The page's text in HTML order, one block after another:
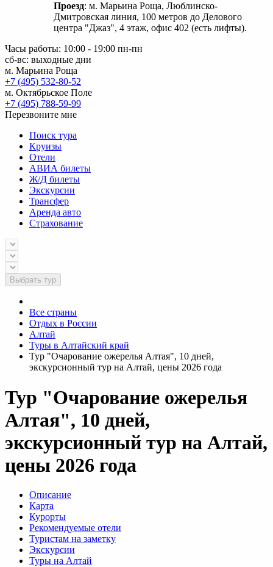
Проезд: м. Марьина Роща, Люблинско-
Дмитровская линия, 100 метров до Делового
центра "Джаз", 4 этаж, офис 402 (есть лифты).
Часы работы: 10:00 - 19:00 пн-пн
сб-вс: выходные дни
м. Марьина Роща
+7 (495) 532-80-52
м. Октябрьское Поле
+7 (495) 788-59-99
Перезвоните мне
Поиск тура
Круизы
Отели
АВИА билеты
Ж/Д билеты
Экскурсии
Трансфер
Аренда авто
Страхование
Выбрать тур
Все страны
Отдых в России
Алтай
Туры в Алтайский край
Тур "Очарование ожерелья Алтая", 10 дней,
экскурсионный тур на Алтай, цены 2026 года
Тур "Очарование ожерелья
Алтая", 10 дней,
экскурсионный тур на Алтай,
цены 2026 года
Описание
Карта
Курорты
Рекомендуемые отели
Туристам на заметку
Экскурсии
Туры на Алтай